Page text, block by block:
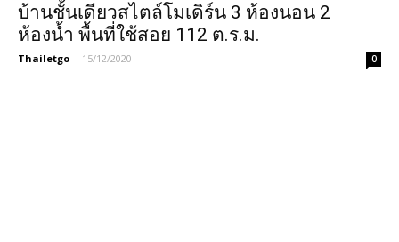
บ้านชั้นเดียวสไตล์โมเดิร์น 3 ห้องนอน 2
ห้องน้ำ พื้นที่ใช้สอย 112 ต.ร.ม.
Thailetgo - 15/12/2020 0